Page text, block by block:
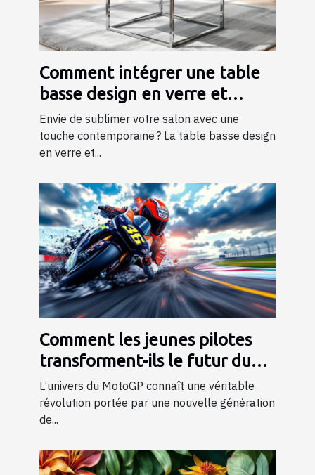
Comment intégrer une table
basse design en verre et
métal dans votre salon ?
Envie de sublimer votre salon avec une
touche contemporaine ? La table basse design
en verre et...
Comment les jeunes pilotes
transforment-ils le futur du
MotoGP ?
L’univers du MotoGP connaît une véritable
révolution portée par une nouvelle génération
de...